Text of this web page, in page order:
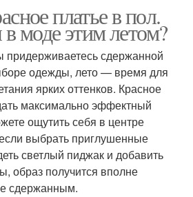
платье в пол.
моде этим летом?
сдержанной
одежды, лето — время для
ярких оттенков. Красное
максимально эффектный
ощутить себя в центре
выбрать приглушенные
светлый пиджак и добавить
образ получится вполне
сдержанным.